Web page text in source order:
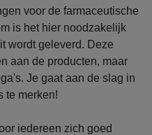
voor de farmaceutische
is het hier noodzakelijk
wordt geleverd. Deze
aan de producten, maar
Je gaat aan de slag in
te merken!
iedereen zich goed